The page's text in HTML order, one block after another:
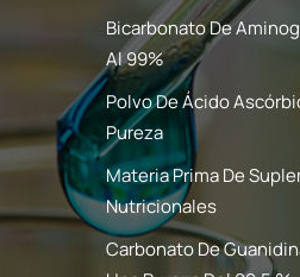
Bicarbonato De
Al 99%
Polvo De Ácido
Pureza
Materia Prima De
Nutricionales
Carbonato De